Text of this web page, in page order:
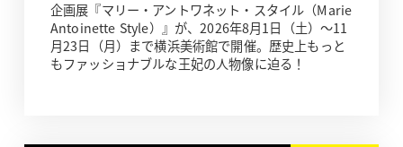
企画展『マリー・アントワネット・スタイル（Marie
Antoinette Style）』が、2026年8月1日（土）～11
月23日（月）まで横浜美術館で開催。歴史上もっと
もファッショナブルな王妃の人物像に迫る！